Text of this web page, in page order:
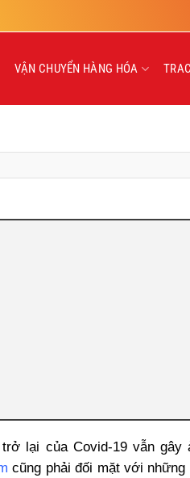
VẬN CHUYỂN HÀNG HÓA
lại của Covid-19 vẫn gây
cũng phải đối mặt với